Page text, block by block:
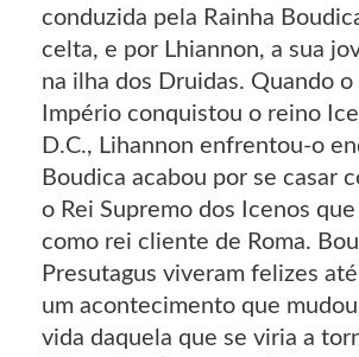
conduzida pela Rainha
celta, e por Lhiannon, a sua
na ilha dos Druidas. Quando
Império conquistou o reino
D.C., Lihannon enfrentou-o
Boudica acabou por se casar
o Rei Supremo dos Icenos
como rei cliente de Roma.
Presutagus viveram felizes
um acontecimento que
vida daquela que se viria a